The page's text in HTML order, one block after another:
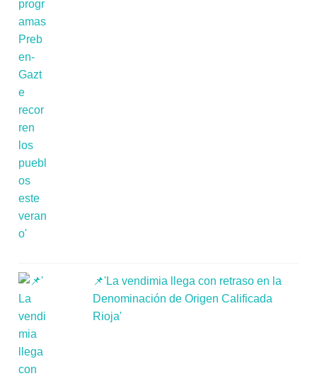
📌'La vendimia llega con retraso en la
Denominación de Origen Calificada
Rioja'